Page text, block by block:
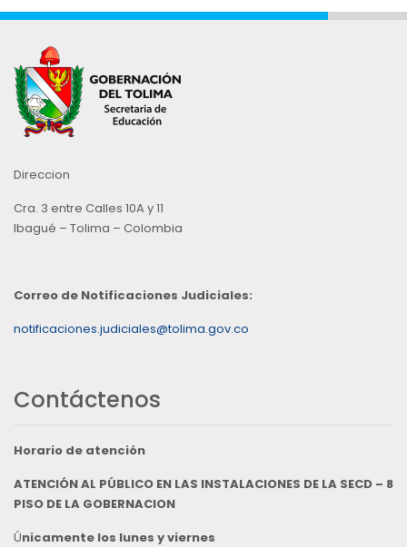
Direccion
Cra. 3 entre Calles 10A y 11
Ibagué – Tolima – Colombia
Correo de Notificaciones Judiciales:
notificaciones.judiciales@tolima.gov.co
Contáctenos
Horario de atención
ATENCIÓN AL PÚBLICO EN LAS INSTALACIONES DE LA SECD – 8
PISO DE LA GOBERNACION
Únicamente los lunes y viernes